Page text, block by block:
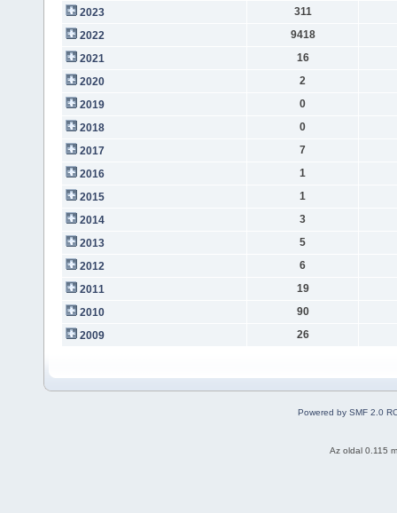
2023
311
2022
9418
2021
16
2020
2
2019
0
2018
0
2017
7
2016
1
2015
1
2014
3
2013
5
2012
6
2011
19
2010
90
2009
26
Powered by SMF 2.0
Az oldal 0.115